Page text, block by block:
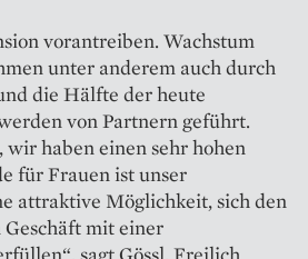
vorantreiben. Wachstum
unter anderem auch durch
die Hälfte der heute
von Partnern geführt.
wir haben einen sehr hohen
für Frauen ist unser
attraktive Möglichkeit, sich den
mit einer
sagt Gössl. Freilich